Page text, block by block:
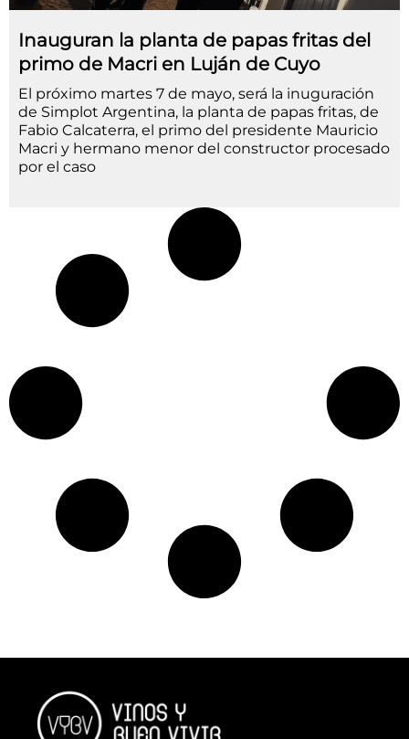
Inauguran la planta de papas fritas del
primo de Macri en Luján de Cuyo
El próximo martes 7 de mayo, será la inuguración
de Simplot Argentina, la planta de papas fritas, de
Fabio Calcaterra, el primo del presidente Mauricio
Macri y hermano menor del constructor procesado
por el caso